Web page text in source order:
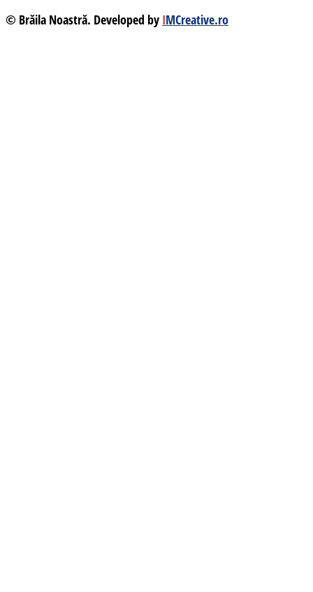
© Brăila Noastră. Developed by IMCreative.ro